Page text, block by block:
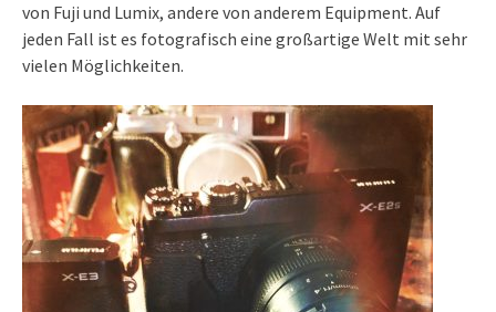
von Fuji und Lumix, andere von anderem Equipment. Auf
jeden Fall ist es fotografisch eine großartige Welt mit sehr
vielen Möglichkeiten.